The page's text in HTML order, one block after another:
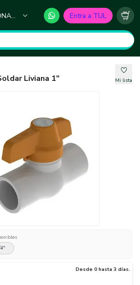
de ConstrucciónEntra a TUL
Liviana 1" Mi lista
Desde 0 hasta 3 días.